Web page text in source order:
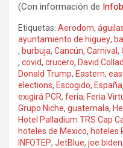
(Con información de
Etiquetas: Aerodom,
ayuntamiento de higuey,
, burbuja, Cancún, Carnival ,
, covid, crucero, David
Donald Trump, Eastern,
elections, Escogido, España,
exigirá PCR, feria, Feria
Grupo Niche, guatemala,
Hotel Palladium TRS Cap
hoteles de Mexico, hoteles
INFOTEP, JetBlue, joe biden,